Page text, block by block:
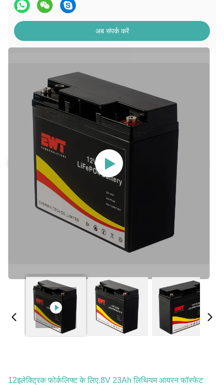
अब संपर्क करें
12इलेक्ट्रिक फोर्कलिफ्ट के लिए.8V 23Ah लिथियम आयरन फॉस्फेट